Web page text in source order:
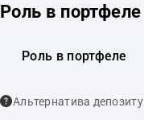
Роль в портфеле
Роль в портфеле
Альтернатива депозиту